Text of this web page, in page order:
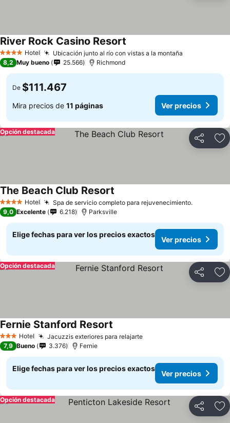
4 EstrellasHotel Ubicación junto al río con vistas a la montaña
River Rock Casino Resort
8,2 Muy bueno 25.566 Richmond
De $111.467
Mira precios de 11 páginas Ver precios
Compartir
Opción destacada
4 EstrellasHotel Spa de servicio completo para rejuvenecimiento.
The Beach Club Resort
9,0 Excelente 6.218 Parksville
Elige fechas para ver los precios exactos
Ver precios
Compartir
Opción destacada
3 Estrellas
Hotel Jacuzzis exteriores para relajarte
Fernie Stanford Resort
7,9 Bueno 3.376 Fernie
Elige fechas para ver los precios exactos
Ver precios
Compartir
Opción destacada